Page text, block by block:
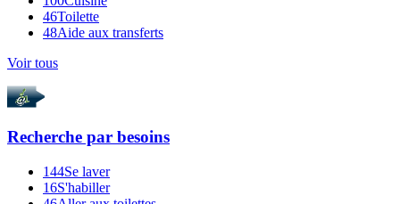
46Toilette
48Aide aux transferts
Voir tous
Recherche par besoins
144Se laver
16S'habiller